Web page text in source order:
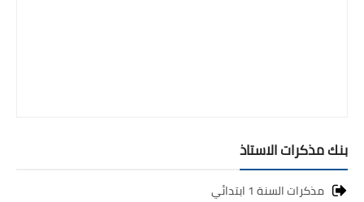
بنك مذكرات الاستاذ
مذكرات السنة 1 ابتدائي